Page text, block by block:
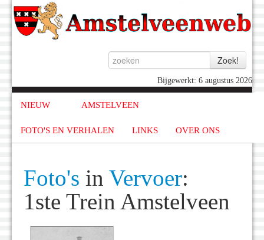
Bijgewerkt: 6 augustus 2026
NIEUW AMSTELVEEN
FOTO'S EN VERHALEN LINKS OVER ONS
Foto's in Vervoer:
1ste Trein Amstelveen